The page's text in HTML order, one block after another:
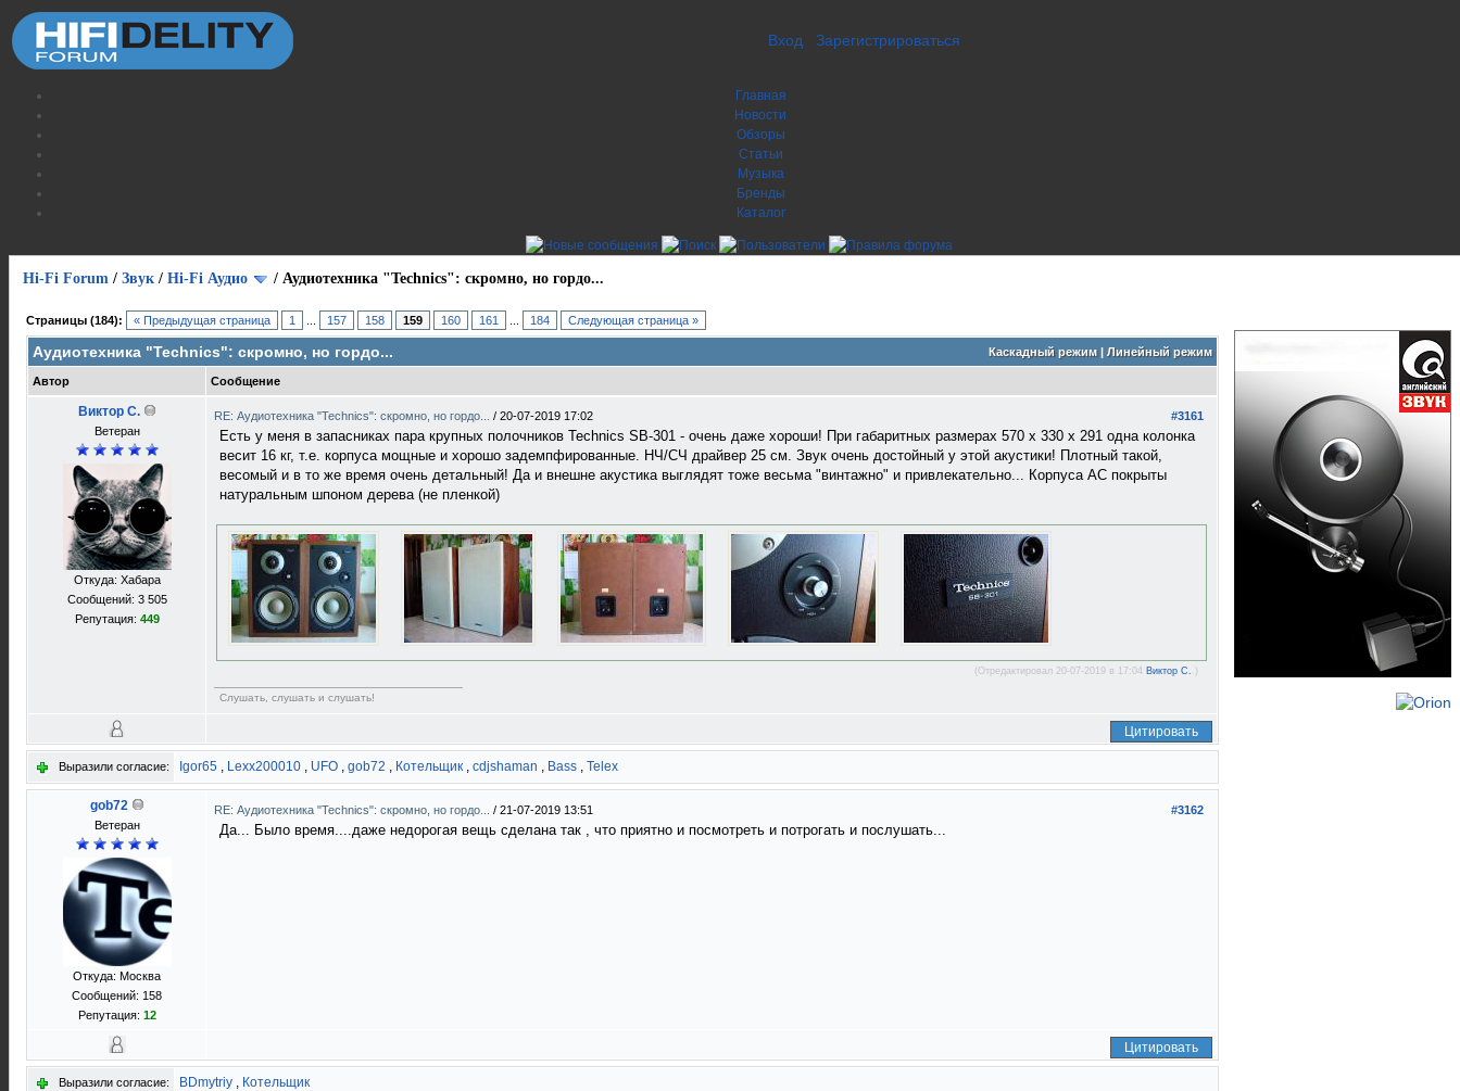
Вход Зарегистрироваться
Главная
Новости
Обзоры
Статьи
Музыка
Бренды
Каталог
Hi-Fi Forum / Звук / Hi-Fi Аудио / Аудиотехника "Technics": скромно, но гордо...
Страницы (184): « Предыдущая страница 1 157 158 159 160 161 184 Следующая страница »
Каскадный режим| Линейный режим
Аудиотехника "Technics": скромно, но гордо...
Автор Сообщение
Виктор С.
Ветеран
Откуда: Хабара
Сообщений: 3 505
Репутация: 449
#3161
RE: Аудиотехника "Technics": скромно, но гордо... / 20-07-2019 17:02
Есть у меня в запасниках пара крупных полочников Technics SB-301 - очень даже хороши! При габаритных размерах 570 х 330 х 291 одна колонка
весит 16 кг, т.е. корпуса мощные и хорошо задемпфированные. НЧ/СЧ драйвер 25 см. Звук очень достойный у этой акустики! Плотный такой,
весомый и в то же время очень детальный! Да и внешне акустика выглядят тоже весьма "винтажно" и привлекательно... Корпуса АС покрыты
натуральным шпоном дерева (не пленкой)
(Отредактировал 20-07-2019 в 17:04 Виктор С. .)
Слушать, слушать и слушать!
Цитировать
Выразили согласие: Igor65 , Lexx200010 , UFO , gob72 , Котельщик , cdjshaman , Bass , Telex
gob72
Ветеран
Откуда: Москва
Сообщений: 158
Репутация: 12
#3162
RE: Аудиотехника "Technics": скромно, но гордо... / 21-07-2019 13:51
Да... Было время....даже недорогая вещь сделана так , что приятно и посмотреть и потрогать и послушать...
Цитировать
Выразили согласие: BDmytriy , Котельщик